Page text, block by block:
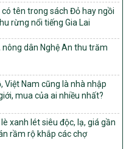
khai thực hiện Chương trình
mới, giảm nghèo bền
đồng bào dân tộc thiểu
giai đoạn I: Từ năm 2026
tiêu chí, điều kiện thuộc Bộ
đoạn 2026 – 2030 thuộc
nghiệp và Môi trường
gia xây dựng nông thôn
tên trong sách Đỏ hay ngồi
rừng nổi tiếng Gia Lai
nông dân Nghệ An thu trăm
Việt Nam cũng là nhà nhập
mua của ai nhiều nhất?
xanh lét siêu độc, lạ, giá gần
rầm rộ khắp các chợ